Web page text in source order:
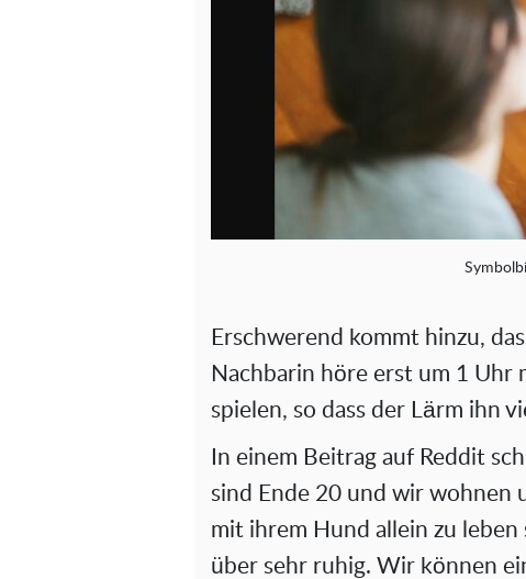
Erschwerend kommt hinzu,
Nachbarin höre erst um 1 Uhr
spielen, so dass der Lärm ihn
In einem Beitrag auf Reddit
sind Ende 20 und wir wohnen
mit ihrem Hund allein zu leben
über sehr ruhig. Wir können